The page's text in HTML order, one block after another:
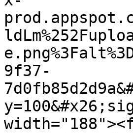
9f37-